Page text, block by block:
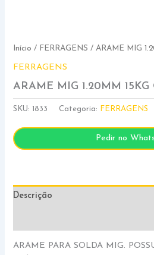
Início / FERRAGENS / ARAME MIG
FERRAGENS
ARAME MIG 1.20MM 15KG
SKU: 1833 Categoria: FERRAGENS
Pedir no
Descrição
ARAME PARA SOLDA MIG.